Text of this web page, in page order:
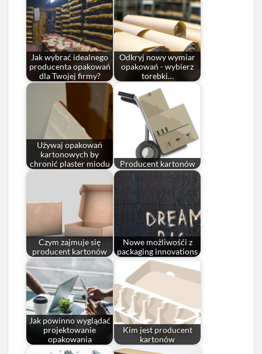
Jak wybrać idealnego
producenta opakowań
dla Twojej firmy?
Odkryj nowy wymiar
opakowań - wybierz
torebki…
Używaj opakowań
kartonowych by
chronić plaster miodu
Producent kartonów
Czym zajmuje się
producent kartonów
Nowe możliwośći z
packaging innovations
Jak powinno wyglądać
projektowanie
opakowania
Kim jest producent
kartonów